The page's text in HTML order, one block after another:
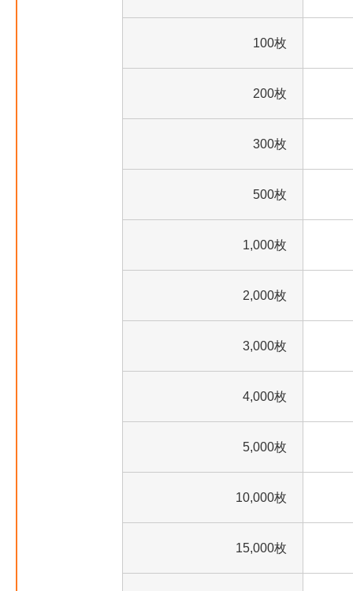
100枚
200枚
300枚
500枚
1,000枚
2,000枚
3,000枚
4,000枚
5,000枚
10,000枚
15,000枚